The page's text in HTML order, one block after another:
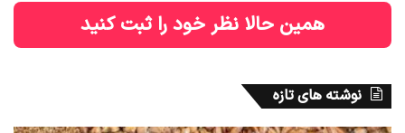
همین حالا نظر خود را ثبت کنید
نوشته های تازه